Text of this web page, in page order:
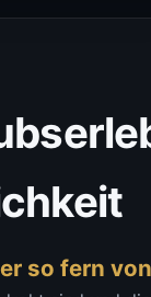
so fern